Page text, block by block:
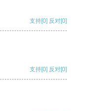
支持[0] 反对[0]
支持[0] 反对[0]